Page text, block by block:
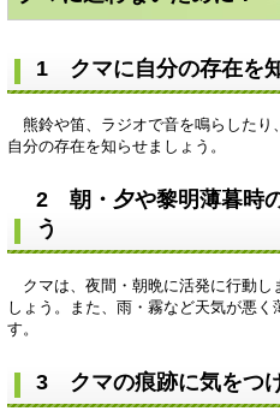
1 クマに自分の存在
熊鈴や笛、ラジオで音を鳴らしたり
自分の存在を知らせましょう。
2 朝・夕や黎明薄暮時
う
クマは、夜間・朝晩に活発に行動し
しょう。また、雨・霧など天気が悪
す。
3 クマの痕跡に気をつ